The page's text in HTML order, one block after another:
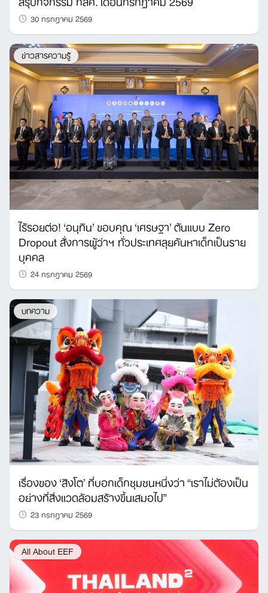
Search
for:
30 กรกฎาคม 2569
ข่าวสารความรู้
ไร้รอยต่อ! ‘อนุทิน’ ขอบคุณ ‘เศรษฐา’ ต้นแบบ Zero
Dropout สั่งการผู้ว่าฯ ทั่วประเทศลุยค้นหาเด็กเป็นราย
บุคคล
24 กรกฎาคม 2569
บทความ
เรื่องของ ‘สิงโต’ ที่บอกเด็กชุมชนหนึ่งว่า “เราไม่ต้องเป็น
อย่างที่สิ่งแวดล้อมสร้างขึ้นเสมอไป”
23 กรกฎาคม 2569
All About EEF